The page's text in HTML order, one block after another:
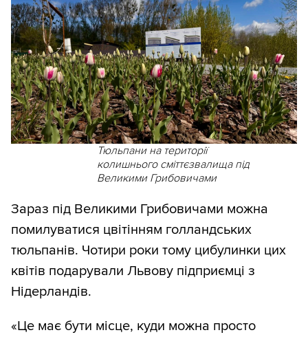
Тюльпани на території
колишнього сміттєзвалища під
Великими Грибовичами
Зараз під Великими Грибовичами можна
помилуватися цвітінням голландських
тюльпанів. Чотири роки тому цибулинки цих
квітів подарували Львову підприємці з
Нідерландів.
«Це має бути місце, куди можна просто